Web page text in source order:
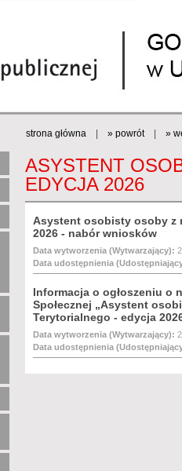
strona główna » powrót »
ASYSTENT
EDYCJA 2026
Asystent osobisty osoby z
2026 - nabór wniosków
Data wytworzenia (Wytwarzający):
Data udostępnienia
Informacja o ogłoszeniu o
Społecznej „Asystent
Terytorialnego - edycja
Data wytworzenia (Wytwarzający):
Data udostępnienia